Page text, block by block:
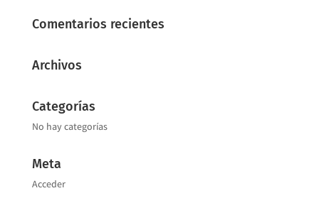
Comentarios recientes
Archivos
Categorías
No hay categorías
Meta
Acceder